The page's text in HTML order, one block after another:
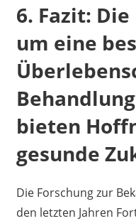
6. Fazit:
um eine
bieten
gesunde
Die Forschung zur
den letzten Jahren